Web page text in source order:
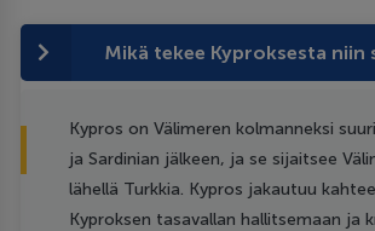
Mikä tekee Kyproksesta niin
Kypros on Välimeren kolmanneksi
ja Sardinian jälkeen, ja se sijaitsee
lähellä Turkkia. Kypros jakautuu
Kyproksen tasavallan hallitsemaan ja